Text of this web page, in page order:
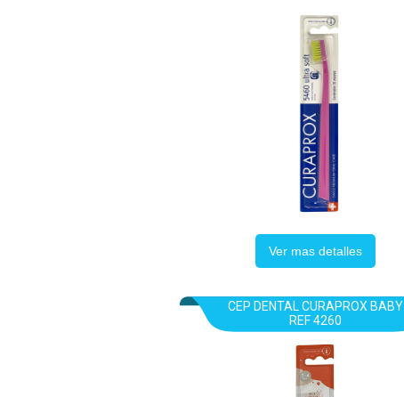
Ver mas detalles
CEP DENTAL CURAPROX BABY
REF 4260